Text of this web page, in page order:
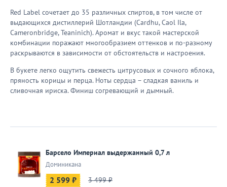
Red Label сочетает до 35 различных спиртов, в том числе от
выдающихся дистиллерий Шотландии (Cardhu, Caol Ila,
Cameronbridge, Teaninich). Аромат и вкус такой мастерской
комбинации поражают многообразием оттенков и по-разному
раскрываются в зависимости от обстоятельств и настроения.
В букете легко ощутить свежесть цитрусовых и сочного яблока,
пряность корицы и перца. Ноты сердца – сладкая ваниль и
сливочная ириска. Финиш согревающий и дымный.
Барсело Империал выдержанный 0,7 л
Доминикана
2 599 ₽ 3 499 ₽